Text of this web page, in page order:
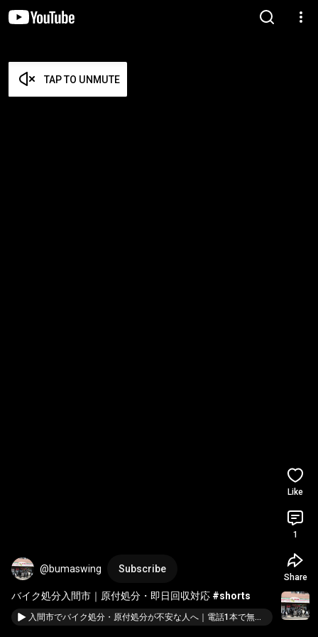
TAP TO UNMUTE
@bumaswing Subscribe
バイク処分入間市｜原付処分・即日回収対応 #shorts
入間市でバイク処分・原付処分が不安な人へ｜電話1本で無料引き取り〜廃車まで全部見せます｜業界41年以上 バイク回収ホンポBUM
Like
1
Share